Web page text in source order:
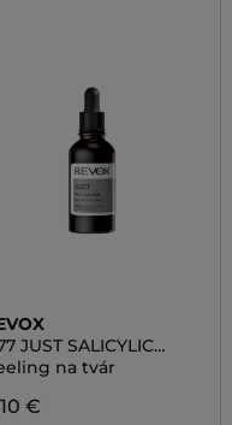
JUST SALICYLIC
2% na tvár
€